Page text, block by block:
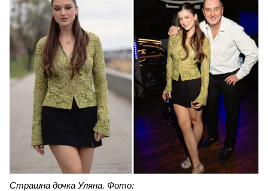
Страшна дочка Уляна. Фото: